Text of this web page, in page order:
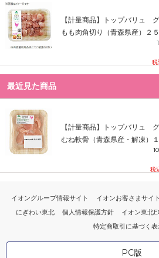
【計量商品】トップバリュ
もも肉角切り（青森県産）２
税
最近見た商品
【計量商品】トップバリュ
むね軟骨（青森県産・解凍）
税
イオングループ情報サイト イオンお客さまサイト
にぎわい東北
個人情報保護方針 イオン東北
特定商取引に基づく表
PC版